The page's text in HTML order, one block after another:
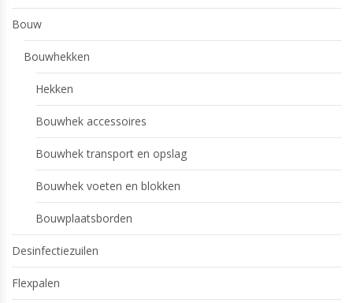
Bouw
Bouwhekken
Hekken
Bouwhek accessoires
Bouwhek transport en opslag
Bouwhek voeten en blokken
Bouwplaatsborden
Desinfectiezuilen
Flexpalen